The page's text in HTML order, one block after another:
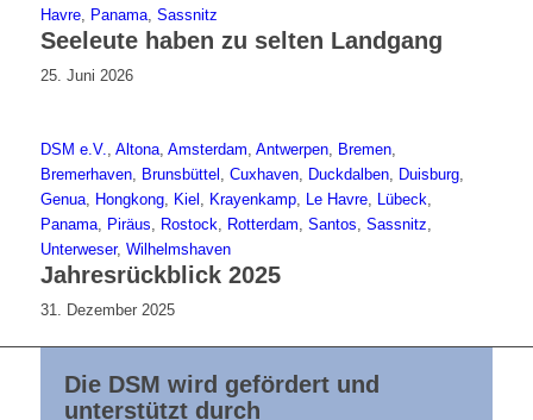
Havre, Panama, Sassnitz
Seeleute haben zu selten Landgang
25. Juni 2026
DSM e.V., Altona, Amsterdam, Antwerpen, Bremen,
Bremerhaven, Brunsbüttel , Cuxhaven, Duckdalben, Duisburg,
Genua, Hongkong, Kiel , Krayenkamp, Le Havre, Lübeck,
Panama, Piräus, Rostock, Rotterdam, Santos, Sassnitz,
Unterweser, Wilhelmshaven
Jahresrückblick 2025
31. Dezember 2025
Die DSM wird gefördert und
unterstützt durch